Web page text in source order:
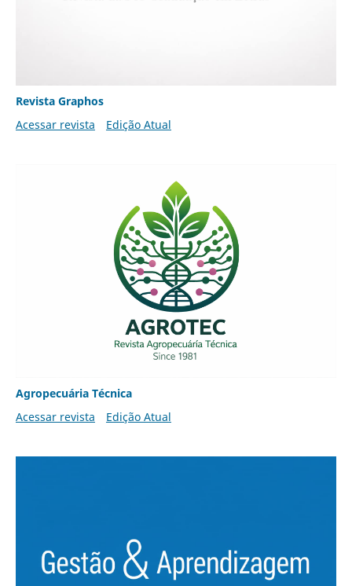
Revista Graphos
Acessar revista
Edição Atual
Agropecuária Técnica
Acessar revista
Edição Atual